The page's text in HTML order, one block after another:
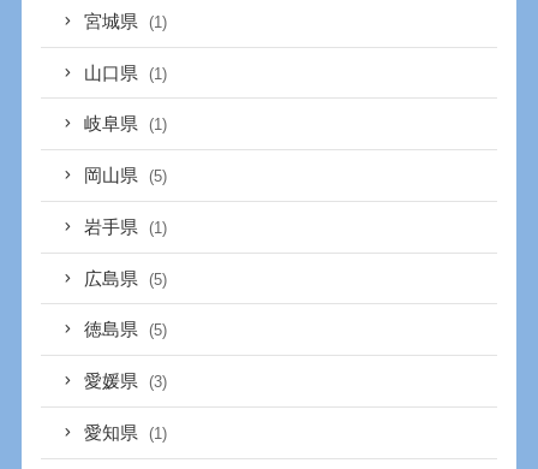
宮城県 (1)
山口県 (1)
岐阜県 (1)
岡山県 (5)
岩手県 (1)
広島県 (5)
徳島県 (5)
愛媛県 (3)
愛知県 (1)